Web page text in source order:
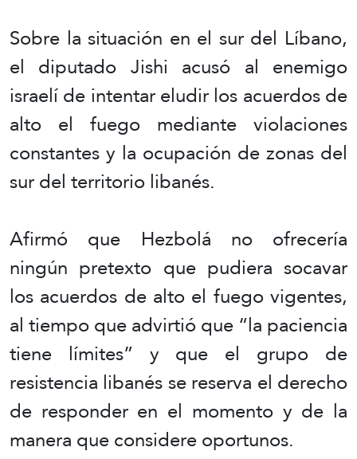
Sobre la situación en el sur del Líbano,
el diputado Jishi acusó al enemigo
israelí de intentar eludir los acuerdos de
alto el fuego mediante violaciones
constantes y la ocupación de zonas del
sur del territorio libanés.
Afirmó que Hezbolá no ofrecería
ningún pretexto que pudiera socavar
los acuerdos de alto el fuego vigentes,
al tiempo que advirtió que “la paciencia
tiene límites” y que el grupo de
resistencia libanés se reserva el derecho
de responder en el momento y de la
manera que considere oportunos.